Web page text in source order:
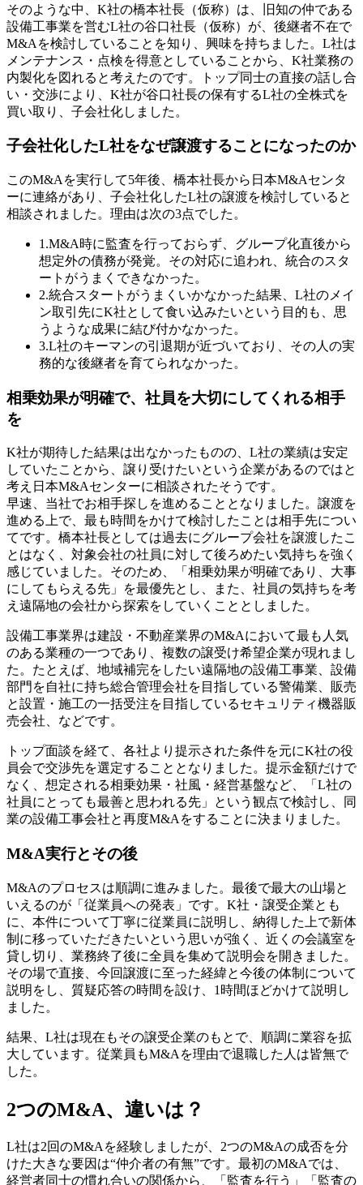
そのような中、K社の橋本社長（仮称）は、旧知の仲である
設備工事業を営むL社の谷口社長（仮称）が、後継者不在で
M&Aを検討していることを知り、興味を持ちました。L社は
メンテナンス・点検を得意としていることから、K社業務の
内製化を図れると考えたのです。トップ同士の直接の話し合
い・交渉により、K社が谷口社長の保有するL社の全株式を
買い取り、子会社化しました。
子会社化したL社をなぜ譲渡することになったのか
このM&Aを実行して5年後、橋本社長から日本M&Aセンタ
ーに連絡があり、子会社化したL社の譲渡を検討していると
相談されました。理由は次の3点でした。
1.M&A時に監査を行っておらず、グループ化直後から
想定外の債務が発覚。その対応に追われ、統合のスタ
ートがうまくできなかった。
2.統合スタートがうまくいかなかった結果、L社のメイ
ン取引先にK社として食い込みたいという目的も、思
うような成果に結び付かなかった。
3.L社のキーマンの引退期が近づいており、その人の実
務的な後継者を育てられなかった。
相乗効果が明確で、社員を大切にしてくれる相手
を
K社が期待した結果は出なかったものの、L社の業績は安定
していたことから、譲り受けたいという企業があるのではと
考え日本M&Aセンターに相談されたそうです。
早速、当社でお相手探しを進めることとなりました。譲渡を
進める上で、最も時間をかけて検討したことは相手先につい
てです。橋本社長としては過去にグループ会社を譲渡したこ
とはなく、対象会社の社員に対して後ろめたい気持ちを強く
感じていました。そのため、「相乗効果が明確であり、大事
にしてもらえる先」を最優先とし、また、社員の気持ちを考
え遠隔地の会社から探索をしていくこととしました。
設備工事業界は建設・不動産業界のM&Aにおいて最も人気
のある業種の一つであり、複数の譲受け希望企業が現れまし
た。たとえば、地域補完をしたい遠隔地の設備工事業、設備
部門を自社に持ち総合管理会社を目指している警備業、販売
と設置・施工の一括受注を目指しているセキュリティ機器販
売会社、などです。
トップ面談を経て、各社より提示された条件を元にK社の役
員会で交渉先を選定することとなりました。提示金額だけで
なく、想定される相乗効果・社風・経営基盤など、「L社の
社員にとっても最善と思われる先」という観点で検討し、同
業の設備工事会社と再度M&Aをすることに決まりました。
M&A実行とその後
M&Aのプロセスは順調に進みました。最後で最大の山場と
いえるのが「従業員への発表」です。K社・譲受企業とも
に、本件について丁寧に従業員に説明し、納得した上で新体
制に移っていただきたいという思いが強く、近くの会議室を
貸し切り、業務終了後に全員を集めて説明会を開きました。
その場で直接、今回譲渡に至った経緯と今後の体制について
説明をし、質疑応答の時間を設け、1時間ほどかけて説明し
ました。
結果、L社は現在もその譲受企業のもとで、順調に業容を拡
大しています。従業員もM&Aを理由で退職した人は皆無で
した。
2つのM&A、違いは？
L社は2回のM&Aを経験しましたが、2つのM&Aの成否を分
けた大きな要因は“仲介者の有無”です。最初のM&Aでは、
経営者同士の慣れ合いの関係から、「監査を行う」「監査の